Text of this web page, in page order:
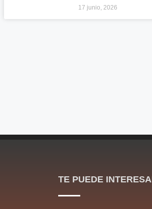
17 junio, 2026
TE PUEDE